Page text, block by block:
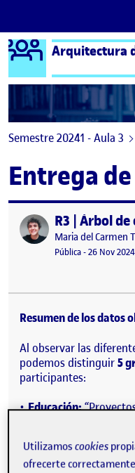
Saltar al contenido
Logo Ágora
Semestre 20241 - Aula 3
Entrega
Publicado porR3 | Árbol
Publicado por
Maria del Carmen
Visibilidad:
Pública-Fecha de
26 Nov 2024
Resumen de los datos
Al observar las
podemos distinguir5
participantes:
Educación:
Concurso:“Última
concurso” e
Utilizamoscookies
ofrecerte